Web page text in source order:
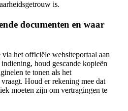
is.
documenten en waar
het officiële websiteportaal aan
houd gescande kopieën
te tonen als het
Houd er rekening mee dat
moeten zijn om vertragingen te